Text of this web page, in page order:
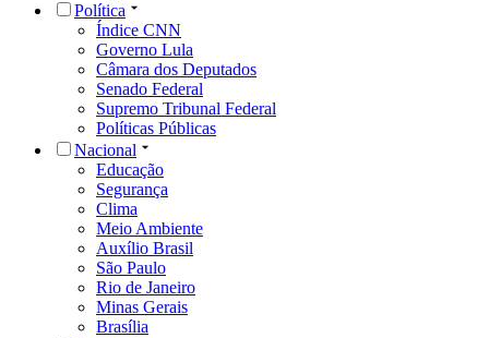
Política
Índice CNN
Governo Lula
Câmara dos Deputados
Senado Federal
Supremo Tribunal Federal
Políticas Públicas
Nacional
Educação
Segurança
Clima
Meio Ambiente
Auxílio Brasil
São Paulo
Rio de Janeiro
Minas Gerais
Brasília